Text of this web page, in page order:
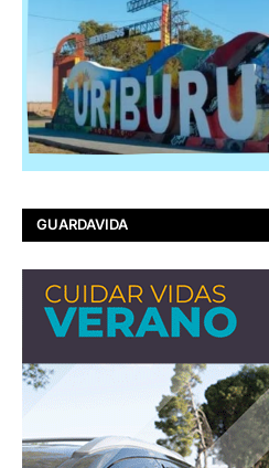
GUARDAVIDA